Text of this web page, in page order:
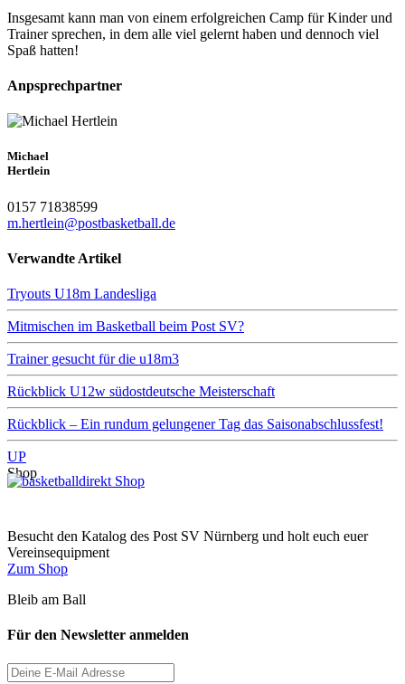
Insgesamt kann man von einem erfolgreichen Camp für Kinder und
Trainer sprechen, in dem alle viel gelernt haben und dennoch viel
Spaß hatten!
Anpsprechpartner
Michael
Hertlein
0157 71838599
m.hertlein@postbasketball.de
Verwandte Artikel
Tryouts U18m Landesliga
Mitmischen im Basketball beim Post SV?
Trainer gesucht für die u18m3
Rückblick U12w südostdeutsche Meisterschaft
Rückblick – Ein rundum gelungener Tag das Saisonabschlussfest!
UP
Shop
Besucht den Katalog des Post SV Nürnberg und holt euch euer
Vereinsequipment
Zum Shop
Bleib am Ball
Für den Newsletter anmelden